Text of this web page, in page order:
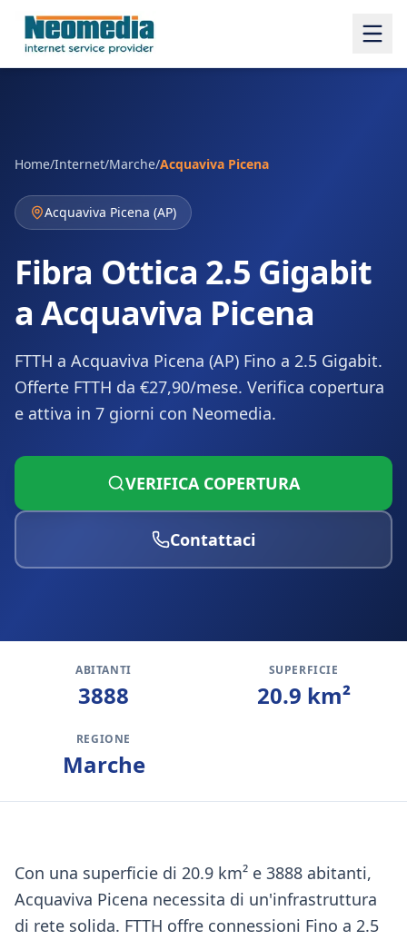
Home/Internet/Marche/Acquaviva Picena
Acquaviva Picena (AP)
Fibra Ottica 2.5 Gigabit
a Acquaviva Picena
FTTH a Acquaviva Picena (AP) Fino a 2.5 Gigabit.
Offerte FTTH da €27,90/mese. Verifica copertura
e attiva in 7 giorni con Neomedia.
VERIFICA COPERTURA
Contattaci
ABITANTI
3888
SUPERFICIE
20.9 km²
REGIONE
Marche
Con una superficie di 20.9 km² e 3888 abitanti,
Acquaviva Picena necessita di un'infrastruttura
di rete solida. FTTH offre connessioni Fino a 2.5